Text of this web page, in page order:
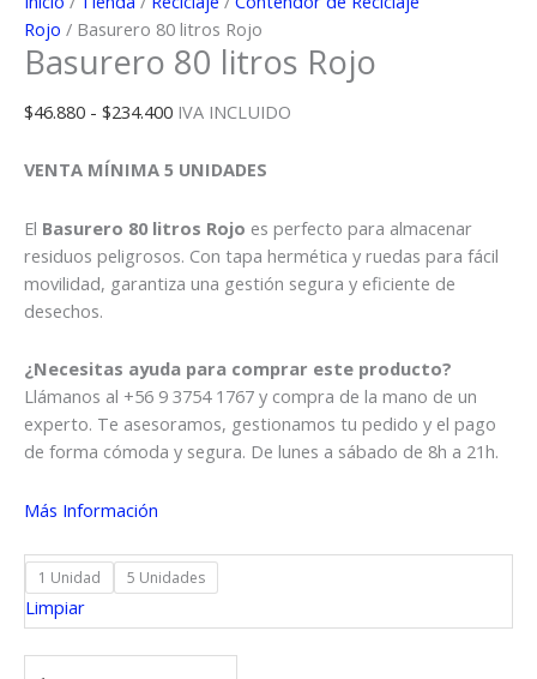
Rojo / Basurero 80 litros Rojo
Basurero 80 litros Rojo
$46.880 - $234.400Rango
precios:
$46.880
hasta
$234.400
IVA INCLUIDO
VENTA MÍNIMA 5 UNIDADES
El Basurero 80 litros Rojo es perfecto para almacenar
residuos peligrosos. Con tapa hermética y ruedas para fácil
movilidad, garantiza una gestión segura y eficiente de
desechos.
¿Necesitas ayuda para comprar este producto?
Llámanos al +56 9 3754 1767 y compra de la mano de un
experto. Te asesoramos, gestionamos tu pedido y el pago
de forma cómoda y segura. De lunes a sábado de 8h a 21h.
Más Información
1 Unidad 5 Unidades
Limpiar